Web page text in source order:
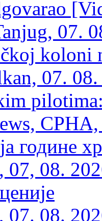
07.
koloni
07.
СРНА,
године
08.
07. 08.